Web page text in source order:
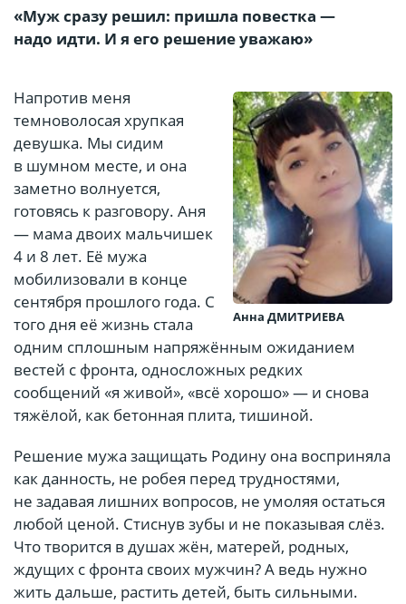
«Муж сразу решил: пришла повестка —
надо идти. И я его решение уважаю»
Анна ДМИТРИЕВА
Напротив меня
темноволосая хрупкая
девушка. Мы сидим
в шумном месте, и она
заметно волнуется,
готовясь к разговору. Аня
— мама двоих мальчишек
4 и 8 лет. Её мужа
мобилизовали в конце
сентября прошлого года. С
того дня её жизнь стала
одним сплошным напряжённым ожиданием
вестей с фронта, односложных редких
сообщений «я живой», «всё хорошо» — и снова
тяжёлой, как бетонная плита, тишиной.
Решение мужа защищать Родину она восприняла
как данность, не робея перед трудностями,
не задавая лишних вопросов, не умоляя остаться
любой ценой. Стиснув зубы и не показывая слёз.
Что творится в душах жён, матерей, родных,
ждущих с фронта своих мужчин? А ведь нужно
жить дальше, растить детей, быть сильными.